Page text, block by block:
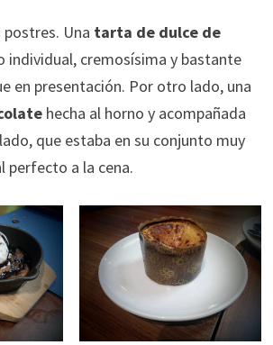
postres. Una tarta de dulce de
individual, cremosísima y bastante
en presentación. Por otro lado, una
hecha al horno y acompañada
que estaba en su conjunto muy
perfecto a la cena.